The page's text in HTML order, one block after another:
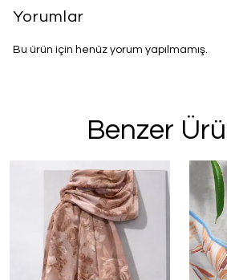
Yorumlar
Bu ürün için henüz yorum yapılmamış.
Benzer